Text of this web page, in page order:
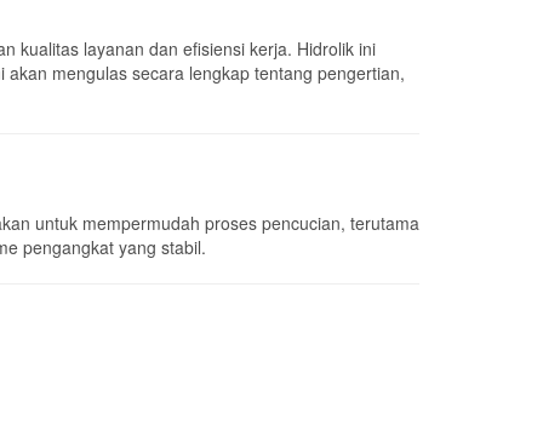
kualitas layanan dan efisiensi kerja. Hidrolik ini
mengulas secara lengkap tentang pengertian,
untuk mempermudah proses pencucian, terutama
pengangkat yang stabil.